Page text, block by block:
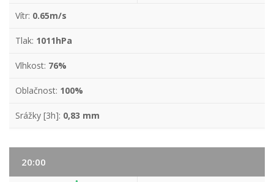
Vítr: 0.65m/s
Tlak: 1011hPa
Vlhkost: 76%
Oblačnost: 100%
Srážky [3h]: 0,83 mm
20:00